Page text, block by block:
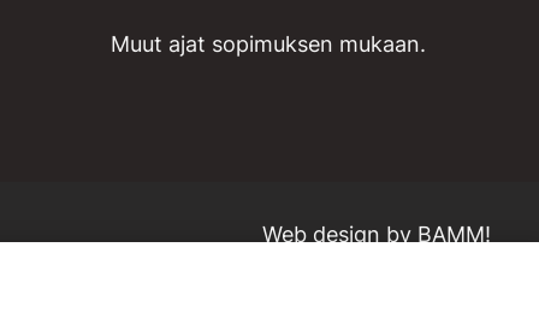
Muut ajat sopimuksen mukaan.
Web design by BAMM!